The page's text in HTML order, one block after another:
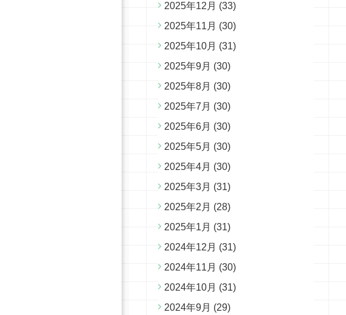
2025年12月 (33)
2025年11月 (30)
2025年10月 (31)
2025年9月 (30)
2025年8月 (30)
2025年7月 (30)
2025年6月 (30)
2025年5月 (30)
2025年4月 (30)
2025年3月 (31)
2025年2月 (28)
2025年1月 (31)
2024年12月 (31)
2024年11月 (30)
2024年10月 (31)
2024年9月 (29)